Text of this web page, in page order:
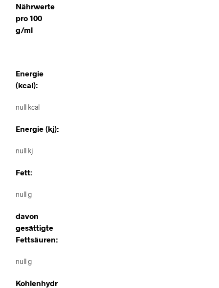
Nährwerte
pro 100
g/ml
Energie
(kcal):
null kcal
Energie (kj):
null kj
Fett:
null g
davon
gesättigte
Fettsäuren:
null g
Kohlenhydr